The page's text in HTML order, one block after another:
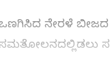
ನೇರಳೆ ಬೀಜದ
ಸಮತೋಲನದಲ್ಲಿಡಲು